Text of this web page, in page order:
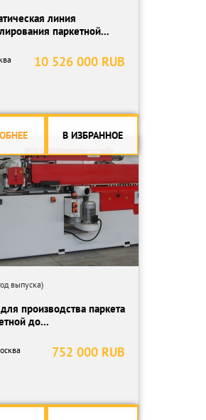
линия
паркетной...
10 526 000 RUB
В ИЗБРАННОЕ
выпуска)
производства паркета
до...
752 000 RUB